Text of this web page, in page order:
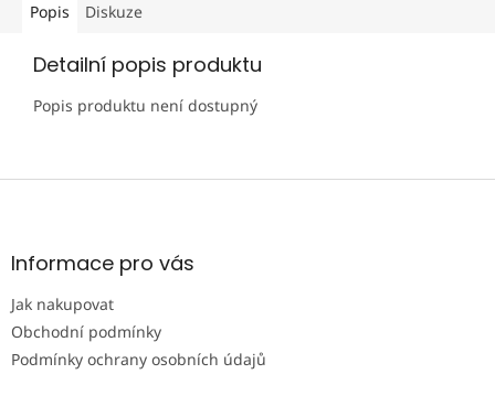
Popis Diskuze
Detailní popis produktu
Popis produktu není dostupný
Z
aInformace pro vás
Jak nakupovat
Obchodní podmínky
Podmínky ochrany osobních údajů